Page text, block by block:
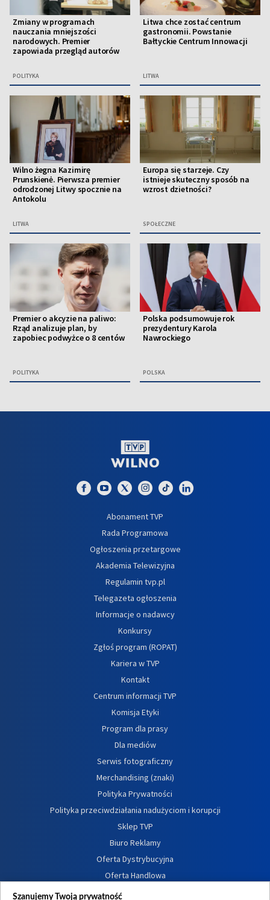
Zmiany w programach
nauczania mniejszości
narodowych. Premier
zapowiada przegląd autorów
POLITYKA
Litwa chce zostać centrum
gastronomii. Powstanie
Bałtyckie Centrum Innowacji
LITWA
Wilno żegna Kazimirę
Prunskienė. Pierwsza premier
odrodzonej Litwy spocznie na
Antokolu
LITWA
Europa się starzeje. Czy
istnieje skuteczny sposób na
wzrost dzietności?
SPOŁECZNE
Premier o akcyzie na paliwo:
Rząd analizuje plan, by
zapobiec podwyżce o 8 centów
POLITYKA
Polska podsumowuje rok
prezydentury Karola
Nawrockiego
POLSKA
Abonament TVP
Rada Programowa
Ogłoszenia przetargowe
Akademia Telewizyjna
Regulamin tvp.pl
Telegazeta ogłoszenia
Informacje o nadawcy
Konkursy
Zgłoś program (ROPAT)
Kariera w TVP
Kontakt
Centrum informacji TVP
Komisja Etyki
Program dla prasy
Dla mediów
Serwis fotograficzny
Merchandising (znaki)
Polityka Prywatności
Polityka przeciwdziałania nadużyciom i korupcji
Sklep TVP
Biuro Reklamy
Oferta Dystrybucyjna
Oferta Handlowa
Dostępność
Szanujemy Twoją prywatność